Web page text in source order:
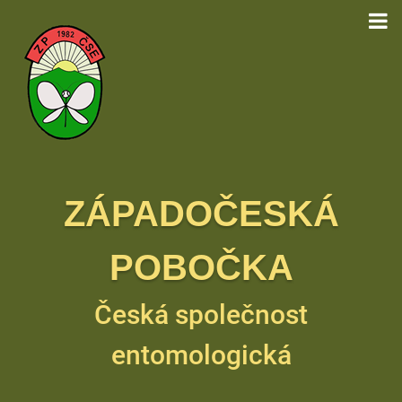
ZÁPADOČESKÁ
POBOČKA
Česká společnost
entomologická